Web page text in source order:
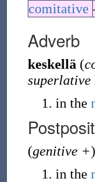
comitative
Adverb
keskellä (
superlative
in the
(genitive +)
in the